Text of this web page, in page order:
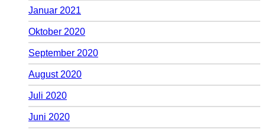
Januar 2021
Oktober 2020
September 2020
August 2020
Juli 2020
Juni 2020